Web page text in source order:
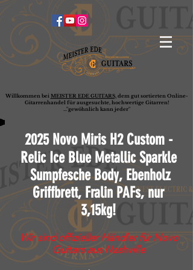
Willkommen bei MEISTER EDE GUITARS,dem gut sortierten Online-
Gitarrenhandel für ausgesuchte, hochwertige Gitarren!
..."gewöhnlich kann jeder"
2025 Novo Miris H2 Custom -
Relic Ice Blue Metallic Sparkle
Sumpfesche Body, Ebenholz
Griffbrett, Fralin PAFs, nur
3,15kg!
Wir sind offizieller Händler für Novo
Guitars aus Nashville